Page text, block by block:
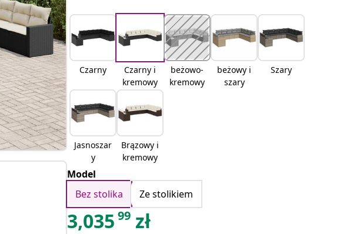
Czarny
Czarny i
kremowy
beżowo-
kremowy
beżowy i
szary
Szary
Jasnoszar
y
Brązowy i
kremowy
Model
Bez stolika
Ze stolikiem
3,035 99 zł